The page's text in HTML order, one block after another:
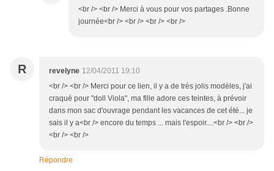
<br /> <br /> Merci à vous pour vos partages .Bonne
journée<br /> <br /> <br /> <br />
R revelyne 12/04/2011 19:10
<br /> <br /> Merci pour ce lien, il y a de très jolis modèles, j'ai
craqué pour "doll Viola", ma fille adore ces teintes, à prévoir
dans mon sac d'ouvrage pendant les vacances de cet été... je
sais il y a<br /> encore du temps ... mais l'espoir....<br /> <br />
<br /> <br />
Répondre